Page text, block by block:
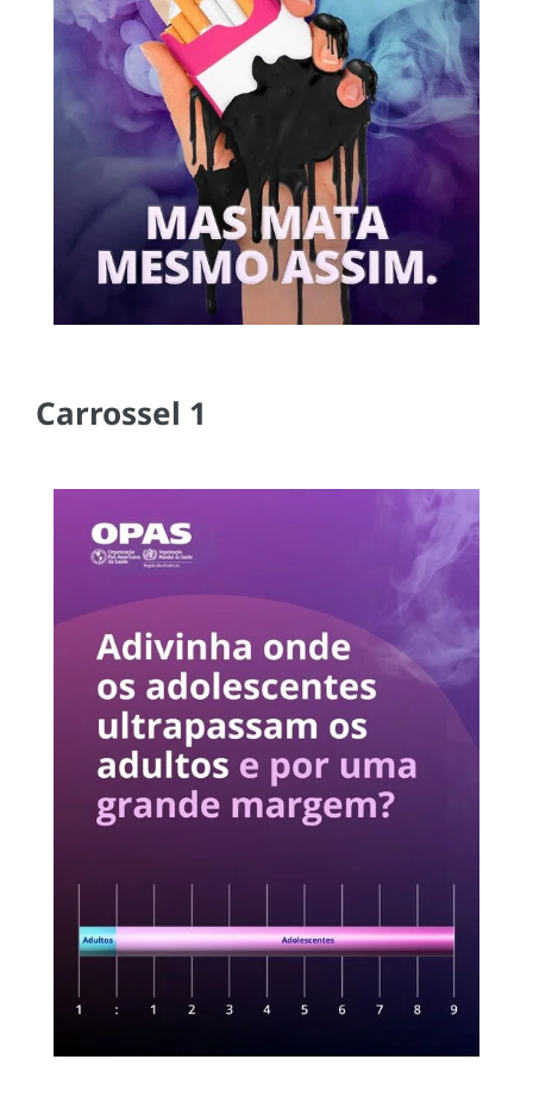
Carrossel 1